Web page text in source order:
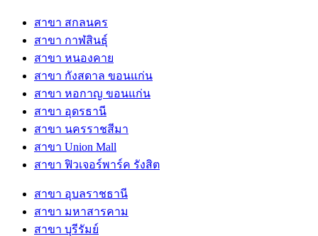
สาขา สกลนคร
สาขา กาฬสินธุ์
สาขา หนองคาย
สาขา กังสดาล ขอนแก่น
สาขา หอกาญ ขอนแก่น
สาขา อุดรธานี
สาขา นครราชสีมา
สาขา Union Mall
สาขา ฟิวเจอร์พาร์ค รังสิต
สาขา อุบลราชธานี
สาขา มหาสารคาม
สาขา บุรีรัมย์